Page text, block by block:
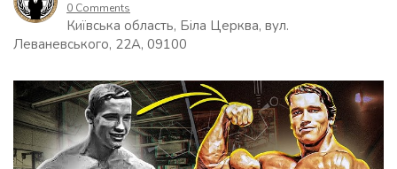
0 Comments
Київська область, Біла Церква, вул.
Леваневського, 22А, 09100